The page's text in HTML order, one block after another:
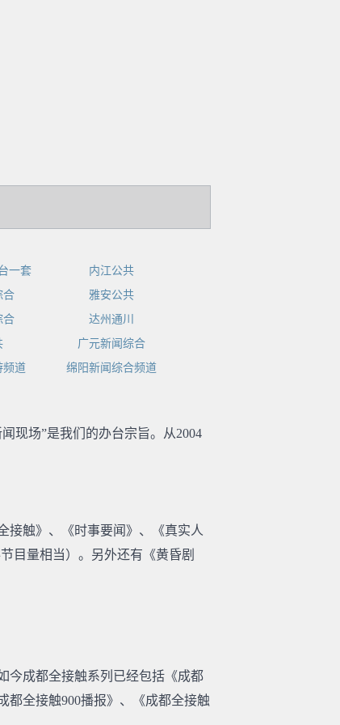
一套
内江公共
合
雅安公共
合
达州通川
广元新闻综合
频道 绵阳新闻综合频道
现场”是我们的办台宗旨。从2004
接触》、《时事要闻》、《真实人
目量相当）。另外还有《黄昏剧
今成都全接触系列已经包括《成都
都全接触900播报》、《成都全接触